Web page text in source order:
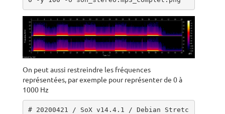
On peut aussi restreindre les fréquences
représentées, par exemple pour représenter de 0 à
1000 Hz
# 20200421 / SoX v14.4.1 / Debian Stretc